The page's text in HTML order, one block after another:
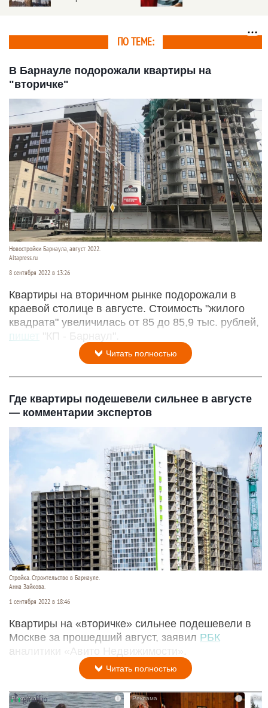
ПО ТЕМЕ:
В Барнауле подорожали квартиры на
"вторичке"
Новостройки Барнаула, август 2022.
Altapress.ru
8 сентября 2022 в 13:26
Квартиры на вторичном рынке подорожали в
краевой столице в августе. Стоимость "жилого
квадрата" увеличилась от 85 до 85,9 тыс. рублей,
пишет
"КП - Барнаул".
Читать полностью
Где квартиры подешевели сильнее в августе
— комментарии экспертов
Стройка. Строительство в Барнауле.
Анна Зайкова.
1 сентября 2022 в 18:46
Квартиры на «вторичке» сильнее подешевели в
Москве за прошедший август, заявил РБК
аналитики «Авито Недвижимости».
Читать полностью
i